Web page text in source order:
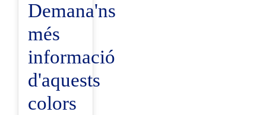
Demana'ns
més
informació
d'aquests
colors